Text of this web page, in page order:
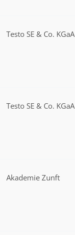
Testo SE & Co. KGaA
Testo SE & Co. KGaA
Akademie Zunft